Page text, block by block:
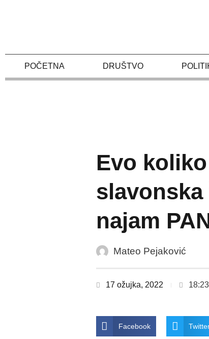
POČETNA DRUŠTVO
Evo
najam
Mateo Pejaković
17 ožujka, 2022 18:23
Facebook